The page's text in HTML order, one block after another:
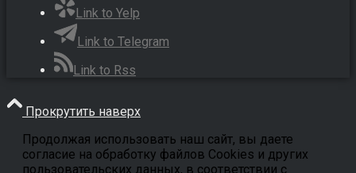
Link to Yelp
Link to Telegram
Link to Rss
Прокрутить наверх
Продолжая использовать наш сайт, вы даете
согласие на обработку файлов Cookies и других
пользовательских данных, в соответствии с